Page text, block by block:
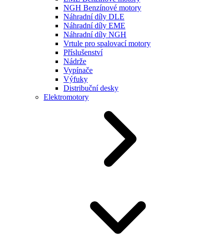
NGH Benzínové motory
Náhradní díly DLE
Náhradní díly EME
Náhradní díly NGH
Vrtule pro spalovací motory
Příslušenství
Nádrže
Vypínače
Výfuky
Distribuční desky
Elektromotory